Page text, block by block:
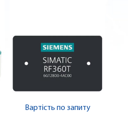
Вартість по запиту